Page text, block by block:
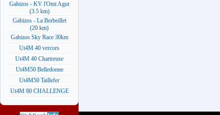
Gabizos - KV l'Omi Agut
(3.5 km)
Gabizos - La Berbeillet
(20 km)
Gabizos Sky Race 30km
Ut4M 40 vercors
Ut4M 40 Chartreuse
Ut4M50 Belledonne
Ut4M50 Taillefer
Ut4M 80 CHALLENGE